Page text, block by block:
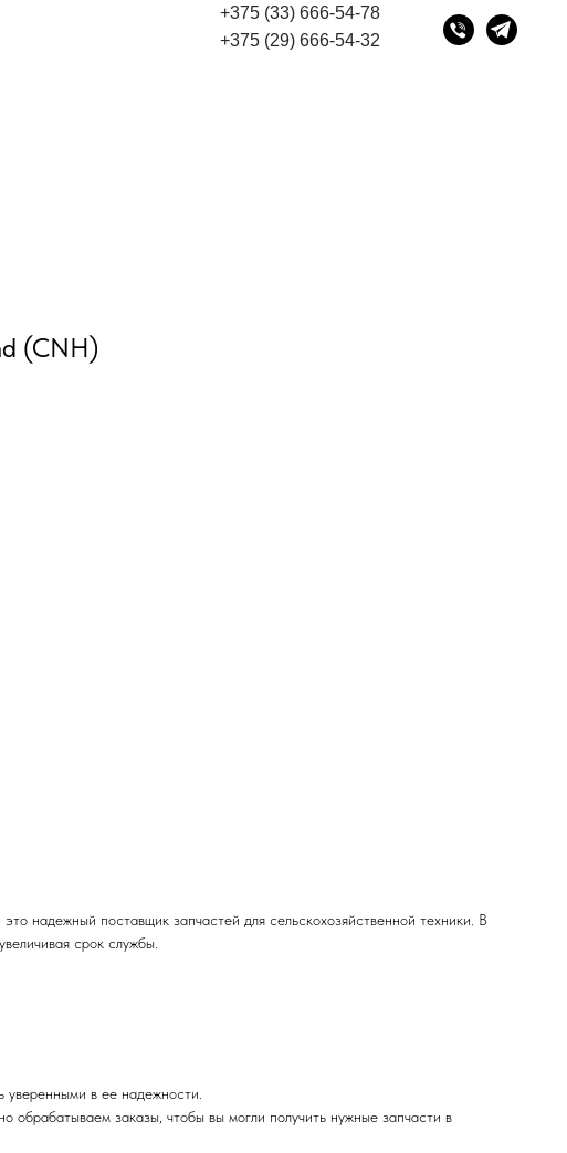
+375 (29) 666-54-32
+375 (33) 666-54-78
"Мы переехали! Офис и склад теперь по адресу
(CNH)
надежный поставщик запчастей для сельскохозяйственной техники. В
срок службы.
уверенными в ее надежности.
обрабатываем заказы, чтобы вы могли получить нужные запчасти в